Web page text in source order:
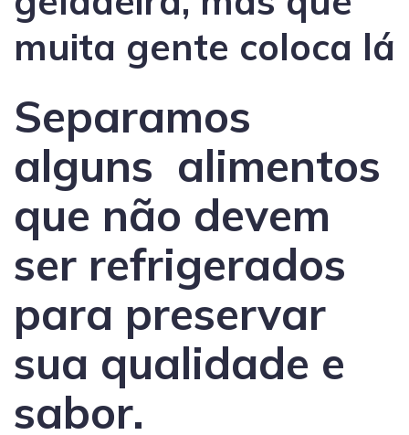
muita gente coloca lá
Separamos
alguns alimentos
que não devem
ser refrigerados
para preservar
sua qualidade e
sabor.